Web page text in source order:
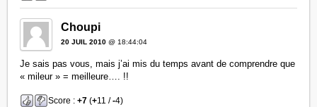
Choupi
20 JUIL 2010 @ 18:44:04
Je sais pas vous, mais j’ai mis du temps avant de comprendre que
« mileur » = meilleure…. !!
Score :+7 (+11 /-4)